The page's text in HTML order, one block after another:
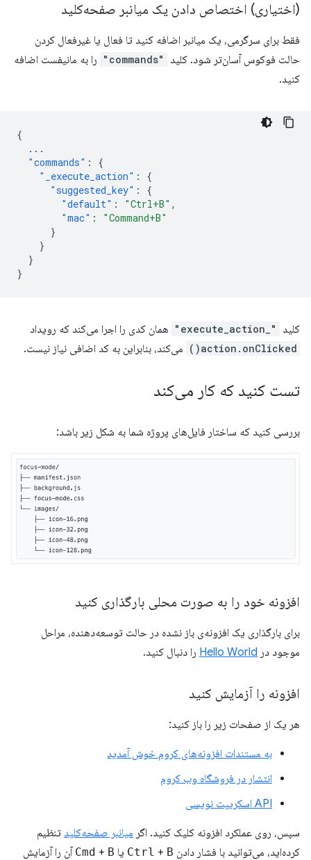
(اختیاری) اختصاص دادن یک میانبر صفحه‌کلید
فقط برای سرگرمی، یک میانبر اضافه کنید تا فعال یا غیرفعال کردن
حالت فوکوس آسان‌تر شود. کلید
"commands"
را به مانیفست اضافه
کنید.
{
...
"commands" :
{
"_execute_action" :
{
"suggested_key" :
{
"default" : "Ctrl+B" ,
"mac" :
"Command+B"
}
}
}
}
کلید "_execute_action" همان کدی را اجرا می‌کند که رویداد
action.onClicked() می‌کند، بنابراین به کد اضافی نیاز نیست.
تست کنید که کار می‌کند
بررسی کنید که ساختار فایل‌های پروژه شما به شکل زیر باشد:
افزونه خود را به صورت محلی بارگذاری کنید
برای بارگذاری یک افزونه‌ی باز نشده در حالت توسعه‌دهنده، مراحل
موجود در Hello World را دنبال کنید.
افزونه را آزمایش کنید
هر یک از صفحات زیر را باز کنید:
به مستندات افزونه‌های کروم خوش آمدید
انتشار در فروشگاه وب کروم
API اسکریپت نویسی
سپس، روی عملکرد افزونه کلیک کنید. اگر میانبر صفحه‌کلید تنظیم
کرده‌اید، می‌توانید با فشار دادن
Ctrl + B یا Cmd + B
آن را آزمایش